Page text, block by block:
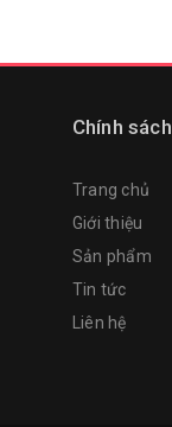
Chính sách
Trang chủ
Giới thiệu
Sản phẩm
Tin tức
Liên hệ